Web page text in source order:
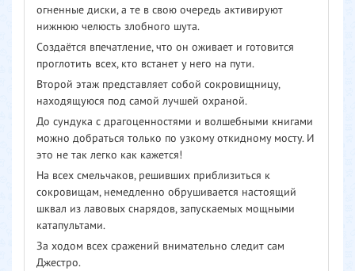
огненные диски, а те в свою очередь активируют
нижнюю челюсть злобного шута.
Создаётся впечатление, что он оживает и готовится
проглотить всех, кто встанет у него на пути.
Второй этаж представляет собой сокровищницу,
находящуюся под самой лучшей охраной.
До сундука с драгоценностями и волшебными книгами
можно добраться только по узкому откидному мосту. И
это не так легко как кажется!
На всех смельчаков, решивших приблизиться к
сокровищам, немедленно обрушивается настоящий
шквал из лавовых снарядов, запускаемых мощными
катапультами.
За ходом всех сражений внимательно следит сам
Джестро.